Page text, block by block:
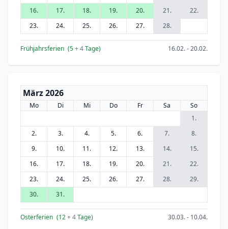
16.
17. 18. 19. 20. 21.
22.
23.
24. 25. 26. 27. 28.
Frühjahrsferien (5+ 4Tage) 16.02. - 20.02.
März 2026
Mo Di Mi Do Fr Sa
So
1.
2.
3. 4. 5. 6. 7.
8.
9.
10. 11. 12. 13. 14.
15.
16.
17. 18. 19. 20. 21.
22.
23.
24. 25. 26. 27. 28.
29.
30.
31.
Osterferien (12+ 4Tage) 30.03. - 10.04.